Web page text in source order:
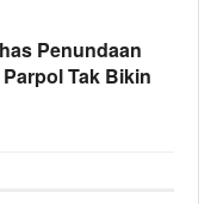
Penundaan
Tak Bikin